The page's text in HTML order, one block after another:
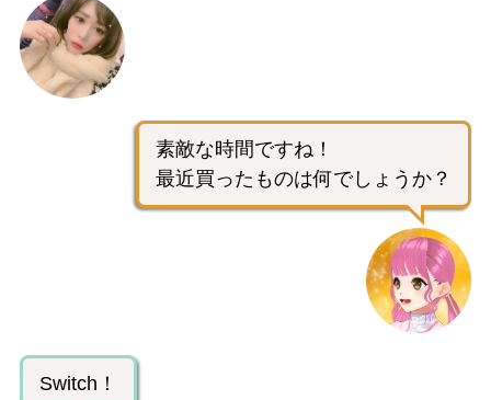
素敵な時間ですね！
最近買ったものは何でしょうか？
Switch！